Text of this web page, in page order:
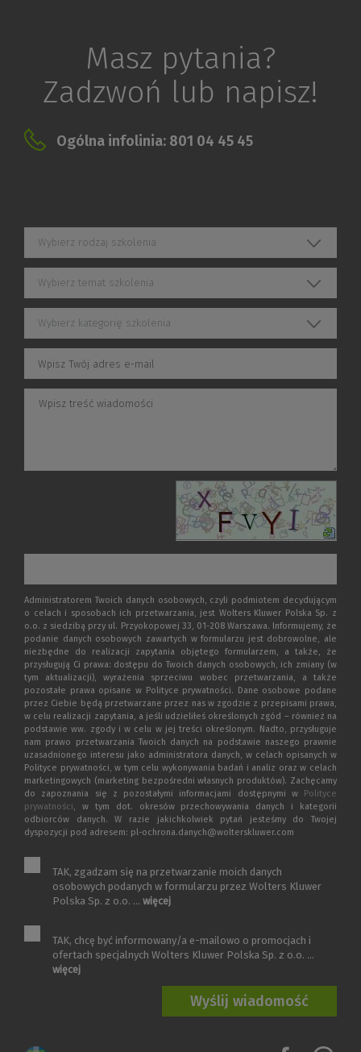
Masz pytania?
Zadzwoń lub napisz!
Ogólna infolinia: 801 04 45 45
Wybierz rodzaj szkolenia
Wybierz temat szkolenia
Wybierz kategorię szkolenia
Administratorem Twoich danych osobowych, czyli podmiotem decydującym
o celach i sposobach ich przetwarzania, jest Wolters Kluwer Polska Sp. z
o.o. z siedzibą przy ul. Przyokopowej 33, 01-208 Warszawa. Informujemy, że
podanie danych osobowych zawartych w formularzu jest dobrowolne, ale
niezbędne do realizacji zapytania objętego formularzem, a także, że
przysługują Ci prawa: dostępu do Twoich danych osobowych, ich zmiany (w
tym aktualizacji), wyrażenia sprzeciwu wobec przetwarzania, a także
pozostałe prawa opisane w Polityce prywatności. Dane osobowe podane
przez Ciebie będą przetwarzane przez nas w zgodzie z przepisami prawa,
w celu realizacji zapytania, a jeśli udzieliłeś określonych zgód – również na
podstawie ww. zgody i w celu w jej treści określonym. Nadto, przysługuje
nam prawo przetwarzania Twoich danych na podstawie naszego prawnie
uzasadnionego interesu jako administratora danych, w celach opisanych w
Polityce prywatności, w tym celu wykonywania badań i analiz oraz w celach
marketingowych (marketing bezpośredni własnych produktów). Zachęcamy
do zapoznania się z pozostałymi informacjami dostępnymi w Polityce
prywatności, w tym dot. okresów przechowywania danych i kategorii
odbiorców danych. W razie jakichkolwiek pytań jesteśmy do Twojej
dyspozycji pod adresem: pl-ochrona.danych@wolterskluwer.com
TAK, zgadzam się na przetwarzanie moich danych
osobowych podanych w formularzu przez Wolters Kluwer
Polska Sp. z o.o. ... więcej
TAK, chcę być informowany/a e-mailowo o promocjach i
ofertach specjalnych Wolters Kluwer Polska Sp. z o.o. ...
więcej